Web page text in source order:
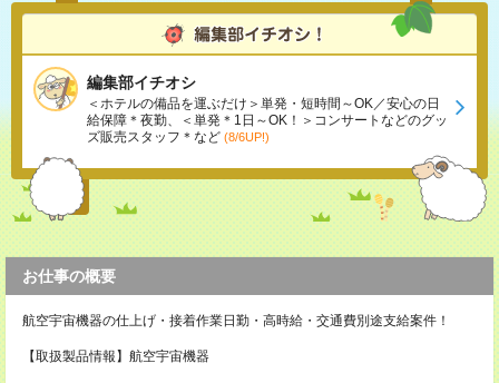
編集部イチオシ
＜ホテルの備品を運ぶだけ＞単発・短時間～OK／安心の日
給保障＊夜勤、＜単発＊1日～OK！＞コンサートなどのグッ
ズ販売スタッフ＊など (8/6UP!)
お仕事の概要
航空宇宙機器の仕上げ・接着作業日勤・高時給・交通費別途支給案件！
【取扱製品情報】航空宇宙機器